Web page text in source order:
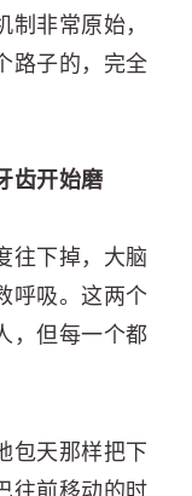
非常原始，
路子的，完全
齿开始磨
往下掉，大脑
呼吸。这两个
，但每一个都
包天那样把下
往前移动的时